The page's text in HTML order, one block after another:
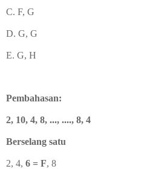
C. F, G
D. G, G
E. G, H
Pembahasan:
2, 10, 4, 8, ..., ...., 8, 4
Berselang satu
2, 4, 6 = F, 8